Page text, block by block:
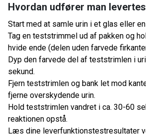
Hvordan udfører man
Start med at samle urin i et glas eller
Tag en teststrimmel ud af pakken og
hvide ende (delen uden farvede
Dyp den farvede del af teststrimlen i
sekund.
Fjern teststrimlen og bank let mod
fjerne overskydende urin.
Hold teststrimlen vandret i ca. 30-60
reaktionen opstå.
Læs dine leverfunktionstestresultater